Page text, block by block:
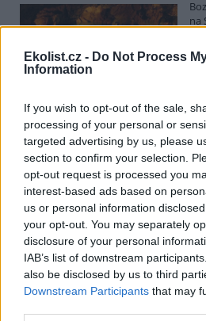
Ekolist.cz - Do Not Process
Information
If you wish to opt-out of the sale,
processing of your personal or
targeted advertising by us, please
section to confirm your selection.
opt-out request is processed you
interest-based ads based on
us or personal information
your opt-out. You may separately
disclosure of your personal
IAB’s list of downstream
also be disclosed by us to third
Downstream Participants that may
na
Libereckém kraji, které má stálou
Dušana Milky k nim lidé přicházeli
V pěti zemích Amazonie zatkli
environmentální kriminalitě
5.8.2026 10:34 | BOGOTÁ (ČTK)
v
lidí
miliard korun) při jednom z největších
proti environmentální kriminalitě v
světa. Napsala to agentura AP, podle